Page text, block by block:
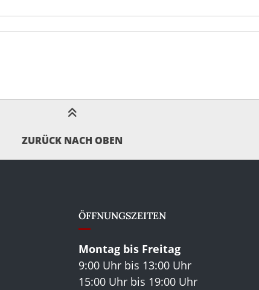
ZURÜCK NACH OBEN
ÖFFNUNGSZEITEN
Montag bis Freitag
9:00 Uhr bis 13:00 Uhr
15:00 Uhr bis 19:00 Uhr